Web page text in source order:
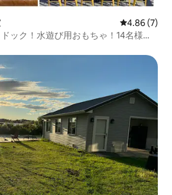
レビュー7
4.86 (7)
ック！水遊び用おもちゃ！14名様ま